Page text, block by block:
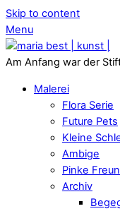
Skip to content
Menu
Am Anfang war der
Malerei
Flora Serie
Future Pets
Kleine
Ambige
Pinke
Archiv